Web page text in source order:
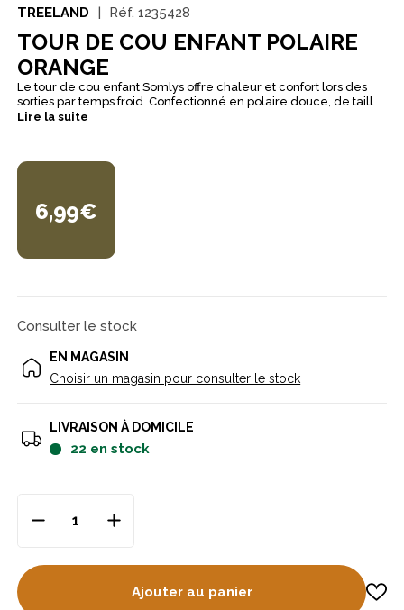
TREELAND Réf. 1235428
TOUR DE COU ENFANT POLAIRE
ORANGE
Le tour de cou enfant Somlys offre chaleur et confort lors des
sorties par temps froid. Confectionné en polaire douce, de taille
unique et décliné en coloris orange, il est idéal pour
Lire la suite
6,99€
Consulter le stock
EN MAGASIN
Choisir un magasin pour consulter le stock
LIVRAISON À DOMICILE
22 en stock
Ajouter au panier